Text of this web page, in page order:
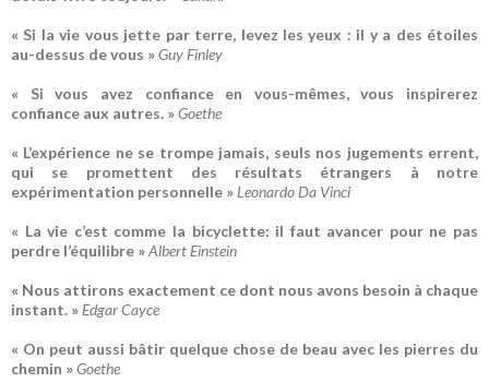
« Si la vie vous jette par terre, levez les yeux : il y a des étoiles
au-dessus de vous »Guy Finley
« Si vous avez confiance en vous-mêmes, vous inspirerez
confiance aux autres. »Goethe
« L’expérience ne se trompe jamais, seuls nos jugements errent,
qui se promettent des résultats étrangers à notre
expérimentation personnelle » Leonardo Da Vinci
« La vie c’est comme la bicyclette: il faut avancer pour ne pas
perdre l’équilibre »Albert Einstein
« Nous attirons exactement ce dont nous avons besoin à chaque
instant. » Edgar Cayce
« On peut aussi bâtir quelque chose de beau avec les pierres du
chemin »Goethe